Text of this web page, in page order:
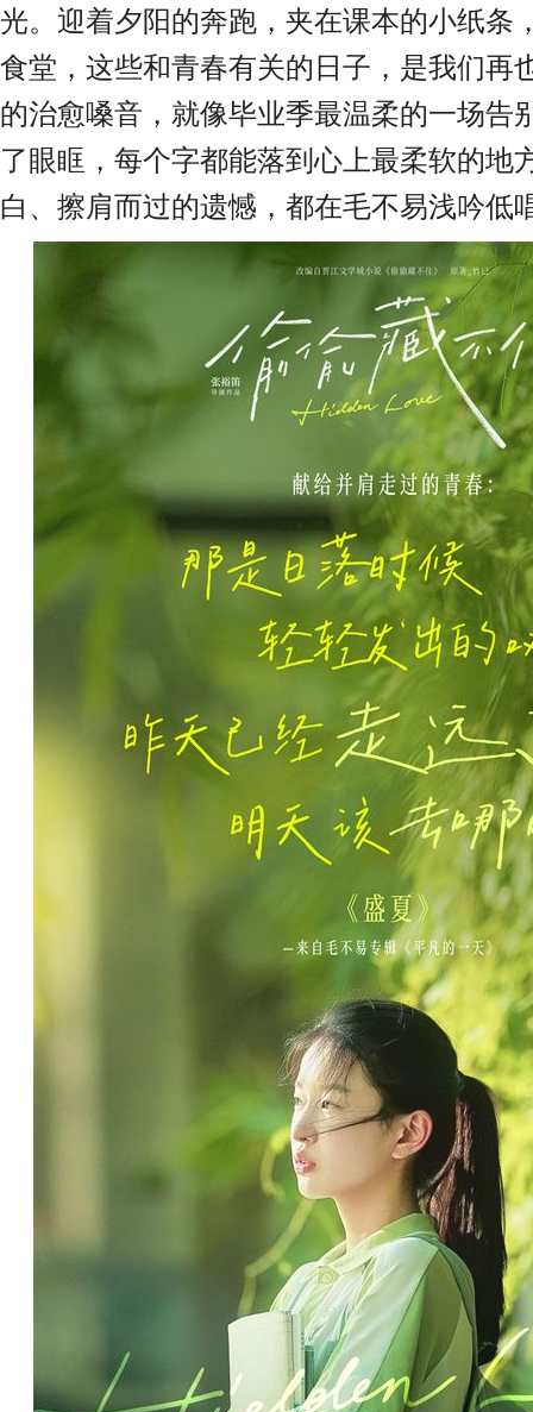
光。迎着夕阳的奔跑，夹在课本的小纸条
食堂，这些和青春有关的日子，是我们再
的治愈嗓音，就像毕业季最温柔的一场告
了眼眶，每个字都能落到心上最柔软的地
白、擦肩而过的遗憾，都在毛不易浅吟低